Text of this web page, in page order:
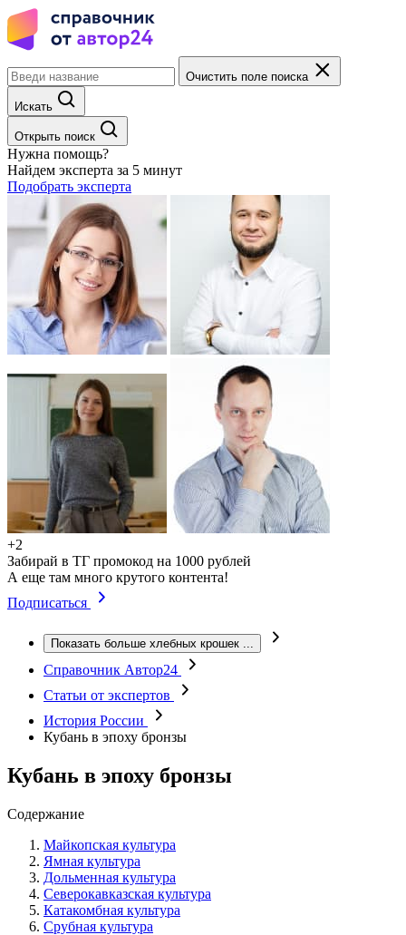
Очистить поле поиска
Искать
Открыть поиск
Нужна помощь?
Найдем эксперта за 5 минут
Подобрать эксперта
+2
Забирай в ТГ промокод на 1000 рублей
А еще там много крутого контента!
Подписаться
Показать больше хлебных крошек ...
Справочник Автор24
Статьи от экспертов
История России
Кубань в эпоху бронзы
Кубань в эпоху бронзы
Содержание
Майкопская культура
Ямная культура
Дольменная культура
Северокавказская культура
Катакомбная культура
Срубная культура